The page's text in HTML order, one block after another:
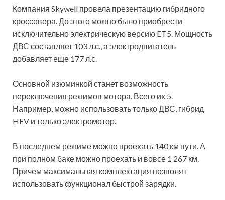
Компания Skywell провела презентацию гибридного
кроссовера. До этого можно было приобрести
исключительно электрическую версию ET5. Мощность
ДВС составляет 103 л.с., а электродвигатель
добавляет еще 177 л.с.
Основной изюминкой станет возможность
переключения режимов мотора. Всего их 5.
Например, можно использовать только ДВС, гибрид
HEV и только электромотор.
В последнем режиме можно проехать 140 км пути. А
при полном баке можно проехать и вовсе 1 267 км.
Причем максимальная комплектация позволят
использовать функционал быстрой зарядки.